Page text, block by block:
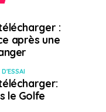
:
après une
le Golfe